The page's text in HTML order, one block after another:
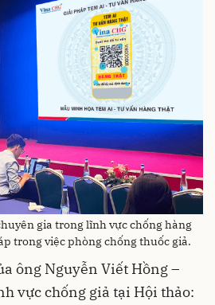
gia trong lĩnh vực chống hàng
trong việc phòng chống thuốc giả.
ông Nguyễn Viết Hồng –
vực chống giả tại Hội thảo: